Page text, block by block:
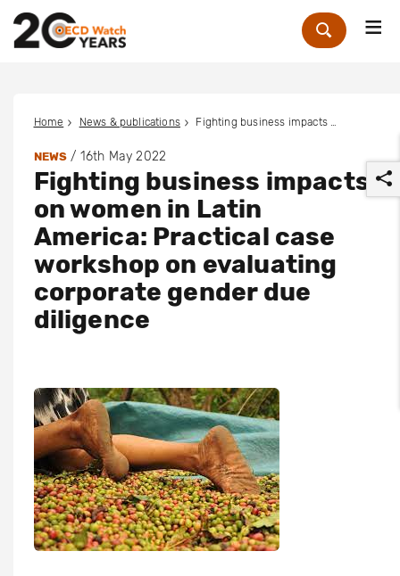
Zoek
Home News & publications
NEWS / 16th May 2022
Fighting business impacts
on women in Latin
America: Practical case
workshop on evaluating
corporate gender due
diligence